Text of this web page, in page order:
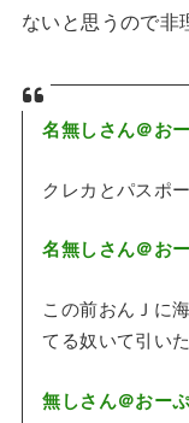
ないと思うので非
名無しさん＠お
クレカとパスポ
名無しさん＠お
この前おんＪに
てる奴いて引い
無しさん＠おー